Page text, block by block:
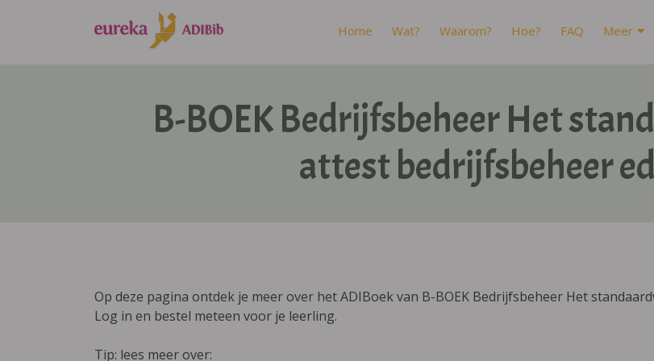
Home Wat? Waarom? Hoe? FAQ Meer
B-BOEK Bedrijfsbeheer Het
attest bedrijfsbeheer
Op deze pagina ontdek je meer over het ADIBoek van B-BOEK Bedrijfsbeheer Het
Log in en bestel meteen voor je leerling.
Tip: lees meer over: